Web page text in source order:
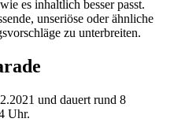
es inhaltlich besser passt.
unseriöse oder ähnliche
zu unterbreiten.
und dauert rund 8
Uhr.